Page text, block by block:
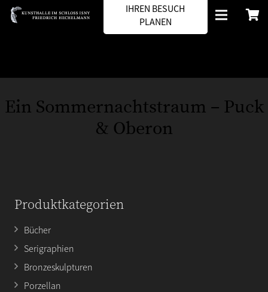
IHREN BESUCH
PLANEN
Ein Sommernachtstraum – Puck
& Oberon
Produktkategorien
Bücher
Serigraphien
Bronzeskulpturen
Porzellan